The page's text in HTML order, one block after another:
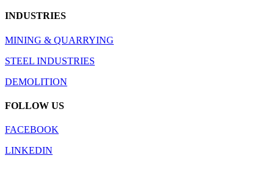
INDUSTRIES
MINING & QUARRYING
STEEL INDUSTRIES
DEMOLITION
FOLLOW US
FACEBOOK
LINKEDIN